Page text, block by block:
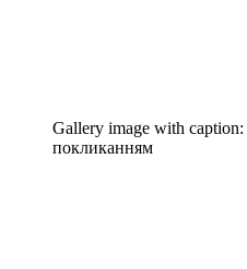
Gallery image with caption:
покликанням